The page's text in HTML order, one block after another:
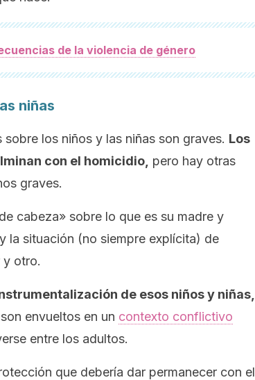
de la violencia de género
niñas
los niños y las niñas son graves. Los
con el homicidio, pero hay otras
graves.
cabeza» sobre lo que es su madre y
la situación (no siempre explícita) de
y otro.
de esos niños y niñas,
envueltos en un contexto conflictivo
entre los adultos.
que debería dar permanecer con el